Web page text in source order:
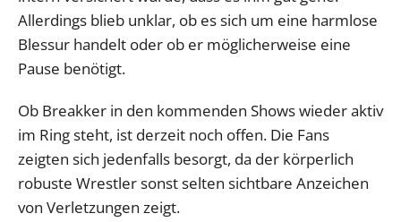
Allerdings blieb unklar, ob es sich um eine harmlose
Blessur handelt oder ob er möglicherweise eine
Pause benötigt.
Ob Breakker in den kommenden Shows wieder aktiv
im Ring steht, ist derzeit noch offen. Die Fans
zeigten sich jedenfalls besorgt, da der körperlich
robuste Wrestler sonst selten sichtbare Anzeichen
von Verletzungen zeigt.